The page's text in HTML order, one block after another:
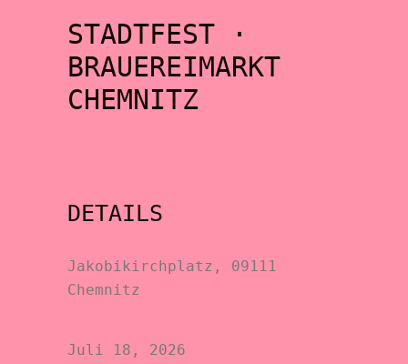
STADTFEST ·
BRAUEREIMARKT
CHEMNITZ
DETAILS
Jakobikirchplatz, 09111
Chemnitz
Juli 18, 2026